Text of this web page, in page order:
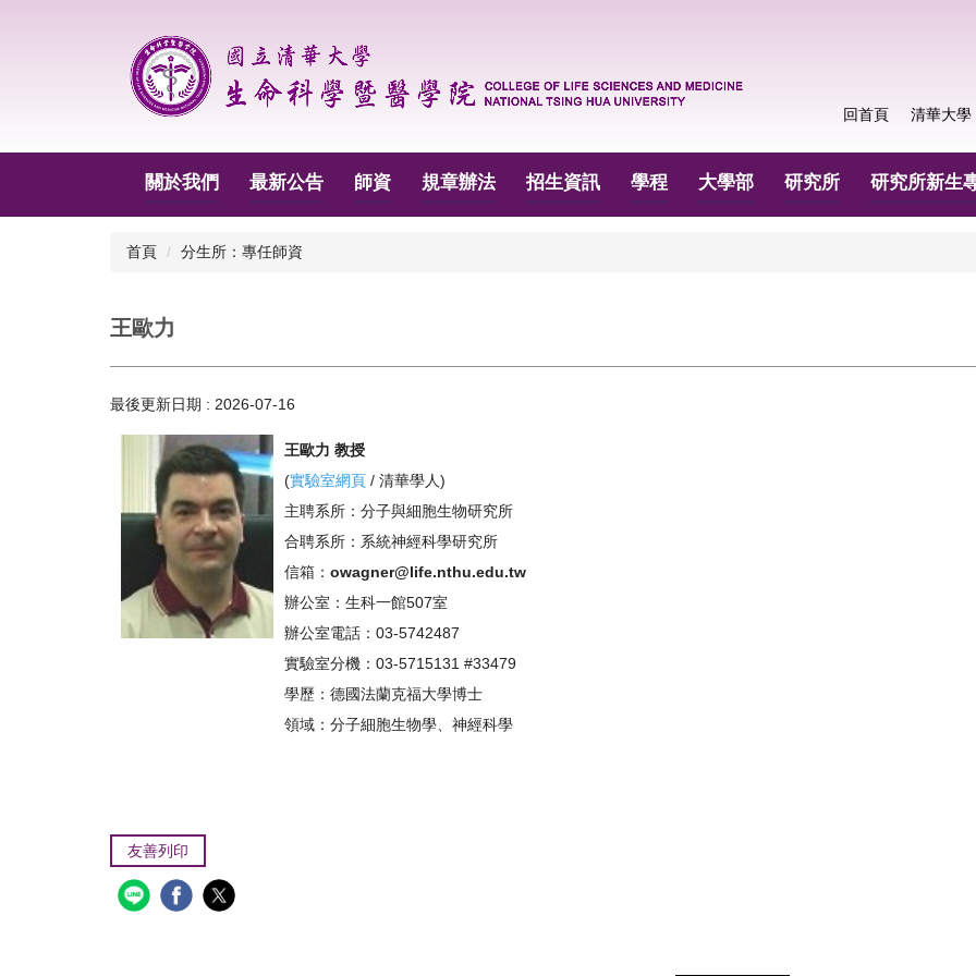
區
回首頁 清華大學
關於我們 最新公告 師資 規章辦法 招生資訊 學程 大學部 研究所 研究所新生
首頁 分生所：專任師資
王歐力
最後更新日期 : 2026-07-16
王歐力 教授
(實驗室網頁 / 清華學人)
主聘系所：分子與細胞生物研究所
合聘系所：系統神經科學研究所
信箱： owagner@life.nthu.edu.tw
辦公室：生科一館507室
辦公室電話：03-5742487
實驗室分機：03-5715131 #33479
學歷：德國法蘭克福大學博士
領域：分子細胞生物學、神經科學
友善列印